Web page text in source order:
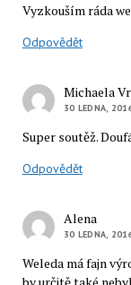
Vyzkouším ráda
Odpovědět
Michaela
30 LEDNA,
Super soutěž.
Odpovědět
Alena
30 LEDNA,
Weleda má fajn
by určitě také